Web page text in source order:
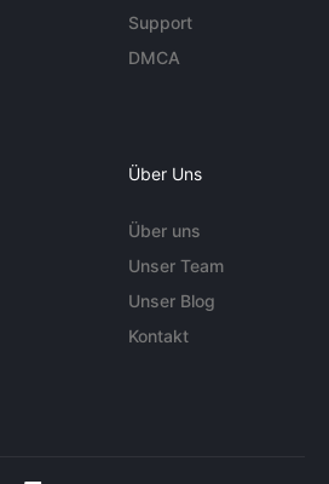
Support
DMCA
Über Uns
Über uns
Unser Team
Unser Blog
Kontakt